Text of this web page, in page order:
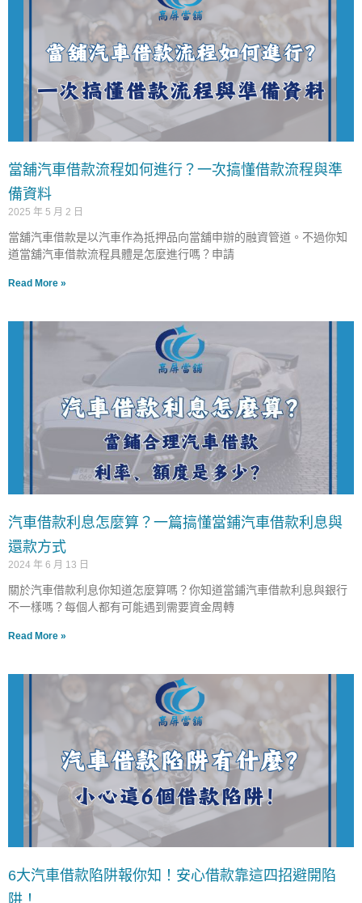
當舖汽車借款流程如何進行？一次搞懂借款流程與準
備資料
2025 年 5 月 2 日
當舖汽車借款是以汽車作為抵押品向當舖申辦的融資管道。不過你知
道當舖汽車借款流程具體是怎麼進行嗎？申請
Read More »
汽車借款利息怎麼算？一篇搞懂當鋪汽車借款利息與
還款方式
2024 年 6 月 13 日
關於汽車借款利息你知道怎麼算嗎？你知道當鋪汽車借款利息與銀行
不一樣嗎？每個人都有可能遇到需要資金周轉
Read More »
6大汽車借款陷阱報你知！安心借款靠這四招避開陷